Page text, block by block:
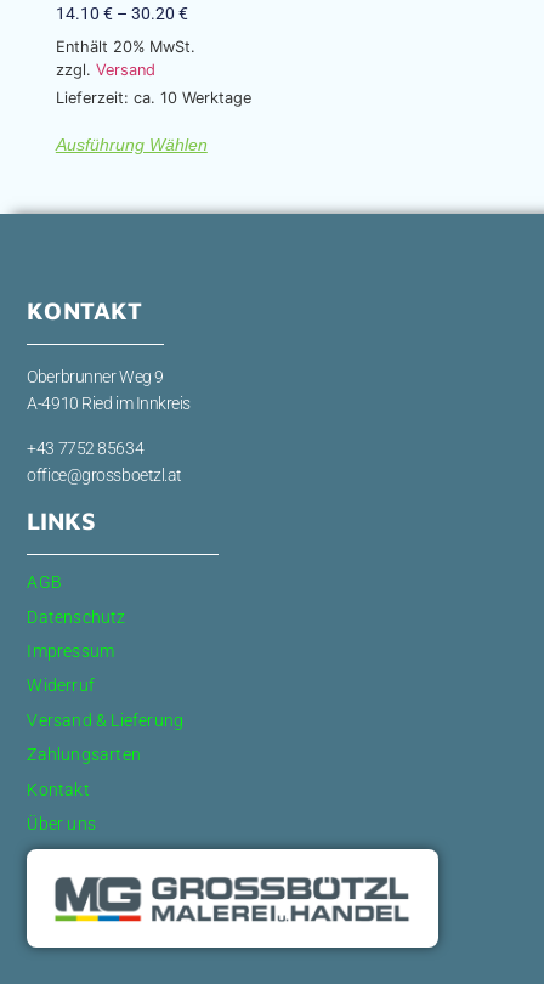
14.10 € – 30.20 €
Enthält 20% MwSt.
zzgl. Versand
Lieferzeit: ca. 10 Werktage
Ausführung Wählen
LINKS
AGB
Datenschutz
Impressum
Widerruf
Versand & Lieferung
Zahlungsarten
Kontakt
Über uns
KONTAKT
Oberbrunner Weg 9
A-4910 Ried im Innkreis
+43 7752 85634
office@grossboetzl.at